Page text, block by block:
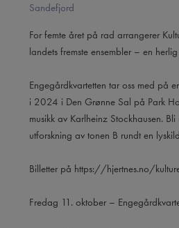
Sandefjord
For femte året på rad arrangerer
landets fremste ensembler – en
Engegårdkvartetten tar oss med på
i 2024 i Den Grønne Sal på Park
musikk av Karlheinz Stockhausen.
utforskning av tonen B rundt en
Billetter på https://hjertnes.no/
Fredag 11. oktober –